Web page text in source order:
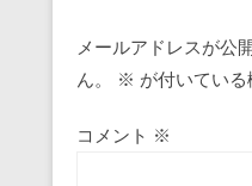
o
k
メールアドレスが公
ん。
※ が付いてい
コメント ※